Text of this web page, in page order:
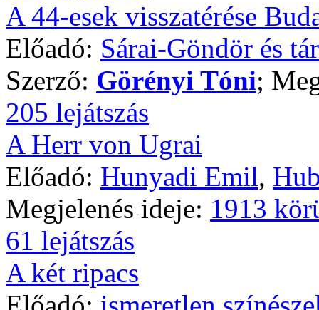
A 44-esek visszatérése
Előadó: Sárai-Göndör és
Szerző: Görényi Tóni;
205 lejátszás
A Herr von Ugrai
Előadó: Hunyadi Emil,
Megjelenés ideje: 1913
61 lejátszás
A két ripacs